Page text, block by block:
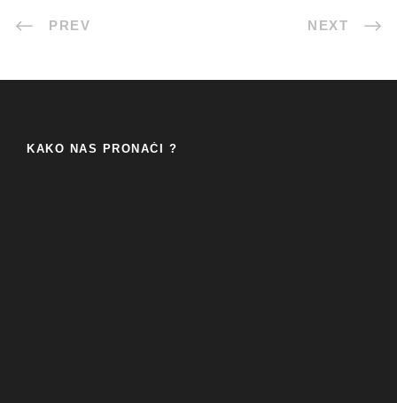
PREV NEXT
KAKO NAS PRONAĆI ?